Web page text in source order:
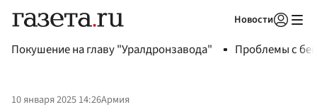
Новости
Покушение на главу "Уралдронзавода" Проблемы с
10 января 2025 14:26Армия